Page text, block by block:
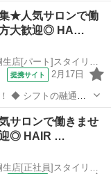
15:00~23:00 月/
★人気サロンで働
方大歓迎◎ HA…
提携サイト 2月17日
通が
ます◎ブランクのあ
てから安心してデビ
サロンで働きませ
迎◎ HAIR …
HAIR SALON IWASAKI 群馬桐生店[正社員]スタイリスト(株式会社ハクブン)